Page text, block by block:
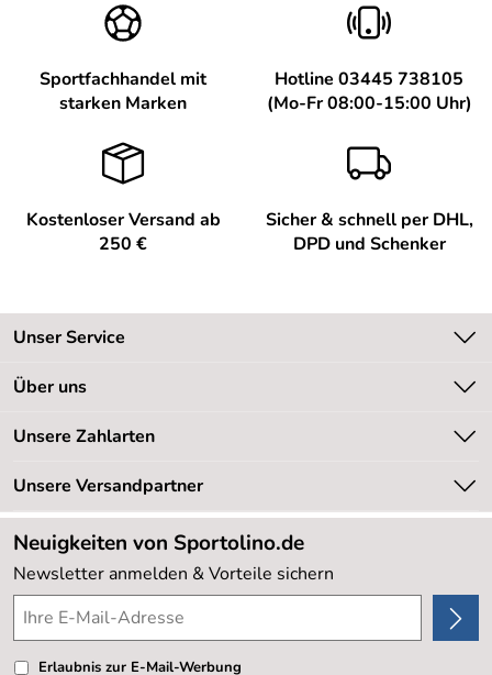
Sportfachhandel mit
starken Marken
Hotline 03445 738105
(Mo-Fr 08:00-15:00 Uhr)
Kostenloser Versand ab
250 €
Sicher & schnell per DHL,
DPD und Schenker
Unser Service
Kontakt
Newsletter
Retourenabwicklung
Lieferbedingungen
Kundenlogin
Über uns
Unsere Bestseller
Neu
Sale %
Kundenbewertungen (20.178)
4,8/5*****
Unsere Zahlarten
Unsere Versandpartner
Neuigkeiten von Sportolino.de
Newsletter anmelden & Vorteile sichern
Erlaubnis zur E-Mail-Werbung